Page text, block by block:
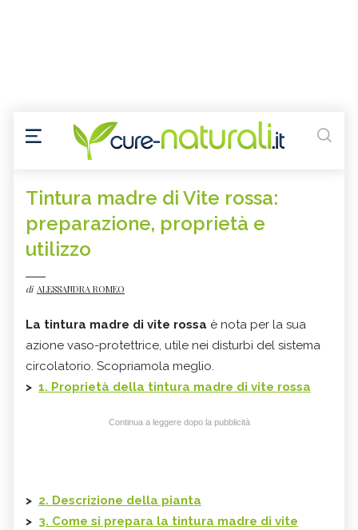
Tintura madre di Vite rossa:
preparazione, proprietà e
utilizzo
di ALESSANDRA ROMEO
La tintura madre di vite rossa è nota per la sua
azione vaso-protettrice, utile nei disturbi del sistema
circolatorio. Scopriamola meglio.
> 1. Proprietà della tintura madre di vite rossa
Continua a leggere dopo la pubblicità
> 2. Descrizione della pianta
> 3. Come si prepara la tintura madre di vite